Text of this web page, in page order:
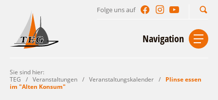
Folge uns auf
Navigation
Start Kontakt
Sie sind hier:
TEG
/ Veranstaltungen / Veranstaltungskalender /
Plinse essen
im "Alten Konsum"